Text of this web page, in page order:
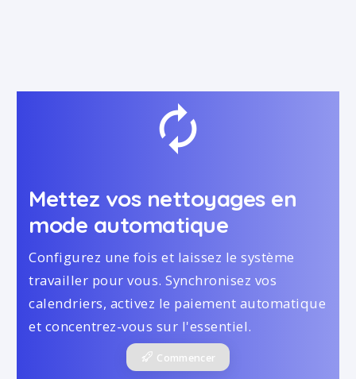
autorenew
Mettez vos nettoyages en
mode automatique
Configurez une fois et laissez le système
travailler pour vous. Synchronisez vos
calendriers, activez le paiement automatique
et concentrez-vous sur l'essentiel.
Commencer